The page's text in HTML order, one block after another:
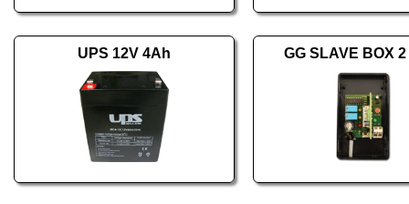
UPS 12V 4Ah GG SLAVE BOX